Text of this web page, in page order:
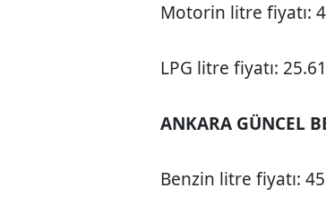
Motorin litre fiyatı:
LPG litre fiyatı:
ANKARA GÜNCEL
Benzin litre fiyatı: